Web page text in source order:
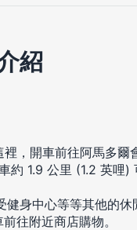
紹
，開車前往阿馬多爾
約 1.9 公里 (1.2 英哩)
身中心等等其他的休
往附近商店購物。